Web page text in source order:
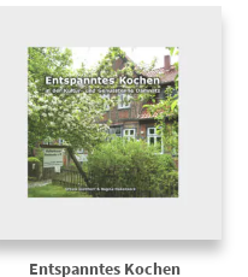
Entspanntes Kochen